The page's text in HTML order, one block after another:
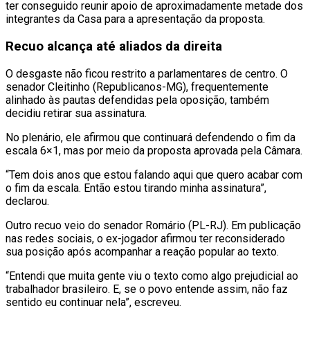
ter conseguido reunir apoio de aproximadamente metade dos
integrantes da Casa para a apresentação da proposta.
Recuo alcança até aliados da direita
O desgaste não ficou restrito a parlamentares de centro. O
senador Cleitinho (Republicanos-MG), frequentemente
alinhado às pautas defendidas pela oposição, também
decidiu retirar sua assinatura.
No plenário, ele afirmou que continuará defendendo o fim da
escala 6×1, mas por meio da proposta aprovada pela Câmara.
“Tem dois anos que estou falando aqui que quero acabar com
o fim da escala. Então estou tirando minha assinatura”,
declarou.
Outro recuo veio do senador Romário (PL-RJ). Em publicação
nas redes sociais, o ex-jogador afirmou ter reconsiderado
sua posição após acompanhar a reação popular ao texto.
“Entendi que muita gente viu o texto como algo prejudicial ao
trabalhador brasileiro. E, se o povo entende assim, não faz
sentido eu continuar nela”, escreveu.